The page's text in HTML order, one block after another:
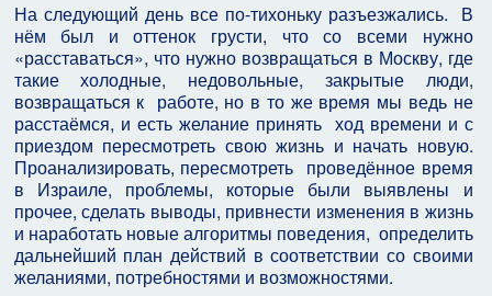
На следующий день все по-тихоньку разъезжались. В
нём был и оттенок грусти, что со всеми нужно
«расставаться», что нужно возвращаться в Москву, где
такие холодные, недовольные, закрытые люди,
возвращаться к работе, но в то же время мы ведь не
расстаёмся, и есть желание принять ход времени и с
приездом пересмотреть свою жизнь и начать новую.
Проанализировать, пересмотреть проведённое время
в Израиле, проблемы, которые были выявлены и
прочее, сделать выводы, привнести изменения в жизнь
и наработать новые алгоритмы поведения, определить
дальнейший план действий в соответствии со своими
желаниями, потребностями и возможностями.